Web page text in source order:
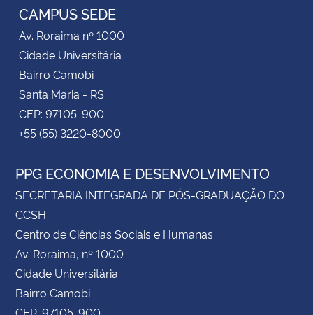
CAMPUS SEDE
Av. Roraima nº 1000
Cidade Universitária
Bairro Camobi
Santa Maria - RS
CEP: 97105-900
+55 (55) 3220-8000
PPG ECONOMIA E DESENVOLVIMENTO
SECRETARIA INTEGRADA DE PÓS-GRADUAÇÃO DO
CCSH
Centro de Ciências Sociais e Humanas
Av. Roraima, nº 1000
Cidade Universitária
Bairro Camobi
CEP: 97105-900